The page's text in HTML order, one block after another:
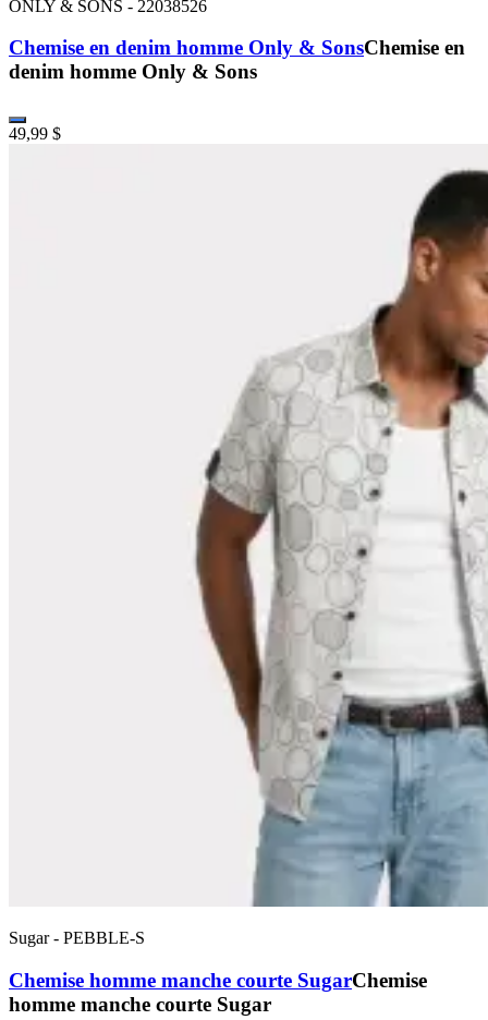
ONLY & SONS - 22038526
Chemise en denim homme Only & SonsChemise en
denim homme Only & Sons
49,99 $
Sugar- PEBBLE-S
Chemise homme manche courte SugarChemise
homme manche courte Sugar